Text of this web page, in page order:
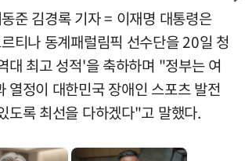
준 김경록 기자 = 이재명 대통령은
티나 동계패럴림픽 선수단을 20일 청
대 최고 성적'을 축하하며 "정부는 여
열정이 대한민국 장애인 스포츠 발전
도록 최선을 다하겠다"고 말했다.